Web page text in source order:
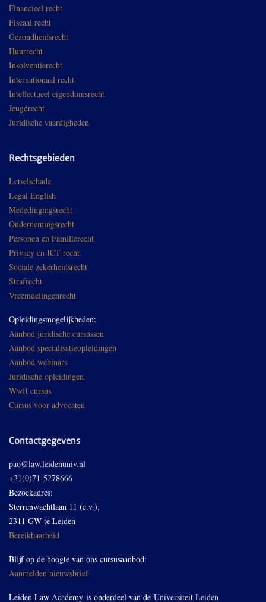
Financieel recht
Fiscaal recht
Gezondheidsrecht
Huurrecht
Insolventierecht
Internationaal recht
Intellectueel eigendomsrecht
Jeugdrecht
Juridische vaardigheden
Rechtsgebieden
Letselschade
Legal English
Mededingingsrecht
Ondernemingsrecht
Personen en Familierecht
Privacy en ICT recht
Sociale zekerheidsrecht
Strafrecht
Vreemdelingenrecht
Opleidingsmogelijkheden:
Aanbod juridische cursussen
Aanbod specialisatieopleidingen
Aanbod webinars
Juridische opleidingen
Wwft cursus
Cursus voor advocaten
Contactgegevens
pao@law.leidenuniv.nl
+31(0)71-5278666
Bezoekadres:
Sterrenwachtlaan 11 (e.v.),
2311 GW te Leiden
Bereikbaarheid
Blijf op de hoogte van ons cursusaanbod:
Aanmelden nieuwsbrief
Leiden Law Academy is onderdeel van de Universiteit Leiden